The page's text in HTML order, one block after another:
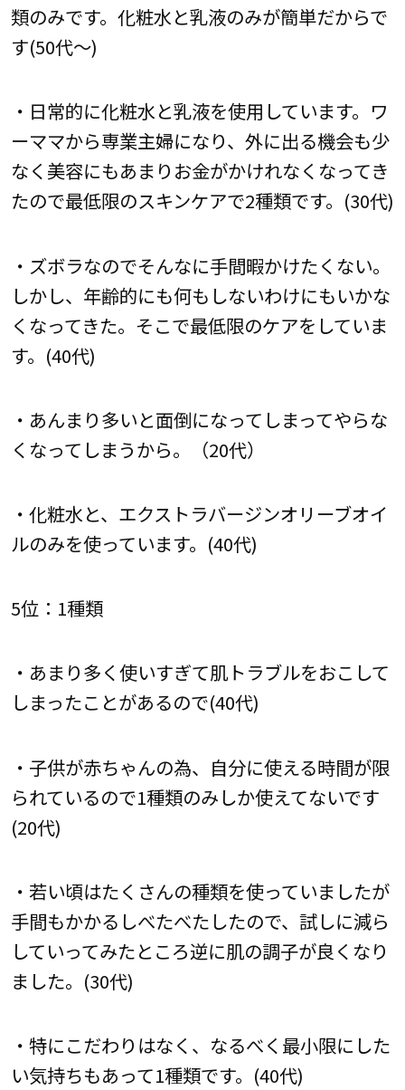
類のみです。化粧水と乳液のみが簡単だからで
す(50代～)
・日常的に化粧水と乳液を使用しています。ワ
ーママから専業主婦になり、外に出る機会も少
なく美容にもあまりお金がかけれなくなってき
たので最低限のスキンケアで2種類です。(30代)
・ズボラなのでそんなに手間暇かけたくない。
しかし、年齢的にも何もしないわけにもいかな
くなってきた。そこで最低限のケアをしていま
す。(40代)
・あんまり多いと面倒になってしまってやらな
くなってしまうから。（20代）
・化粧水と、エクストラバージンオリーブオイ
ルのみを使っています。(40代)
5位：1種類
・あまり多く使いすぎて肌トラブルをおこして
しまったことがあるので(40代)
・子供が赤ちゃんの為、自分に使える時間が限
られているので1種類のみしか使えてないです
(20代)
・若い頃はたくさんの種類を使っていましたが
手間もかかるしべたべたしたので、試しに減ら
していってみたところ逆に肌の調子が良くなり
ました。(30代)
・特にこだわりはなく、なるべく最小限にした
い気持ちもあって1種類です。(40代)